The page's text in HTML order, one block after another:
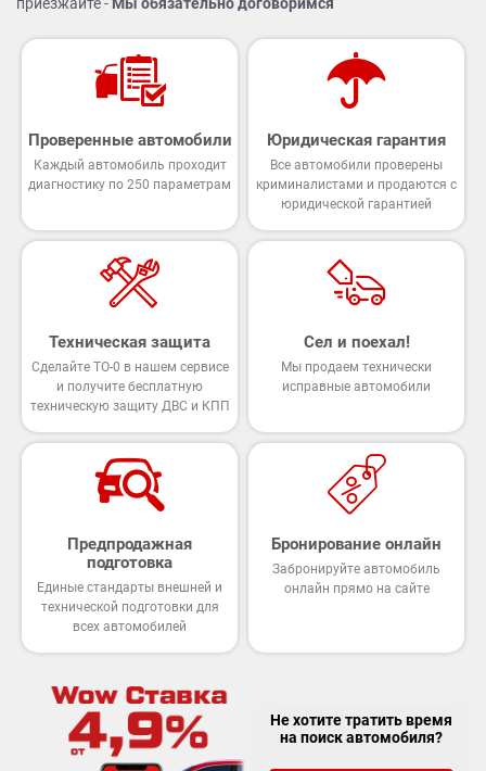
приезжайте - Мы обязательно договоримся
Проверенные автомобили
Каждый автомобиль проходит
диагностику по 250 параметрам
Юридическая гарантия
Все автомобили проверены
криминалистами и продаются с
юридической гарантией
Техническая защита
Сделайте ТО-0 в нашем сервисе
и получите бесплатную
техническую защиту ДВС и КПП
Сел и поехал!
Мы продаем технически
исправные автомобили
Предпродажная
подготовка
Единые стандарты внешней и
технической подготовки для
всех автомобилей
Бронирование онлайн
Забронируйте автомобиль
онлайн прямо на сайте
Не хотите тратить время
на поиск автомобиля?